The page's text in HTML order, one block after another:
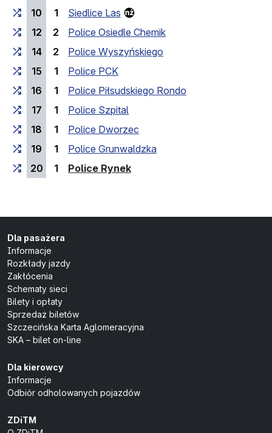
10
1
Siedlice Las
12
2
Police Osiedle Chemik
14
2
Police Wyszyńskiego
15
1
Police PCK
16
1
Police Piłsudskiego Rondo
17
1
Police Szpital
18
1
Police Dworzec
19
1
Police Grunwaldzka
20
1 Police Rynek(przystanek końcowy)
Dla pasażera
Informacje
Rozkłady jazdy
Zakłócenia
Schematy sieci
Bilety i opłaty
Sprzedaż biletów
Szczecińska Karta Aglomeracyjna
SKA – bilet on-line
Dla kierowcy
Informacje
Odbiór odholowanych pojazdów
ZDiTM